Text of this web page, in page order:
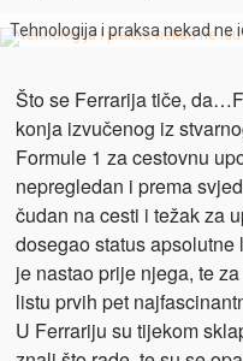
Tehnologija i praksa nekad ne
Što se Ferrarija tiče,
konja izvučenog iz
Formule 1 za cestovnu
nepregledan i prema
čudan na cesti i težak za
dosegao status
je nastao prije njega, te
listu prvih pet
U Ferrariju su tijekom